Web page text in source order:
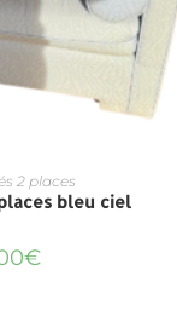
2 places
bleu ciel
€